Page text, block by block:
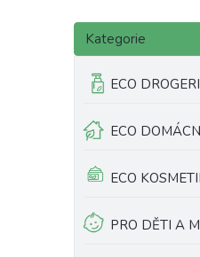
P
s
n
n
Přeskočit
kategorie
Kategorie
ECO
ECO
ECO
PRO DĚTI A